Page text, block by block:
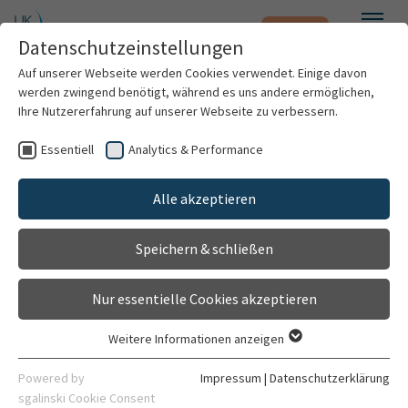
Zum Hauptinhalt springen Notfall
Patienten & Besucher
Kliniken & Institute
Forschung
Karriere
Lila Damen Kinderklinik
Einrichtung
Gehört zu
Zentrum für Kinder- und Jugendmedizin (Kinderklinik)
Kontaktdaten
Datenschutzeinstellungen
Auf unserer Webseite werden Cookies verwendet. Einige davon
werden zwingend benötigt, während es uns andere ermöglichen,
Ihre Nutzererfahrung auf unserer Webseite zu verbessern.
Essentiell Analytics & Performance
Alle akzeptieren
Speichern & schließen
Nur essentielle Cookies akzeptieren
Essentielle Cookies werden für grundlegende Funktionen der
Webseite benötigt. Dadurch ist gewährleistet, dass die
Weitere Informationen anzeigen
Powered by
sgalinski Cookie Consent
Impressum | Datenschutzerklärung